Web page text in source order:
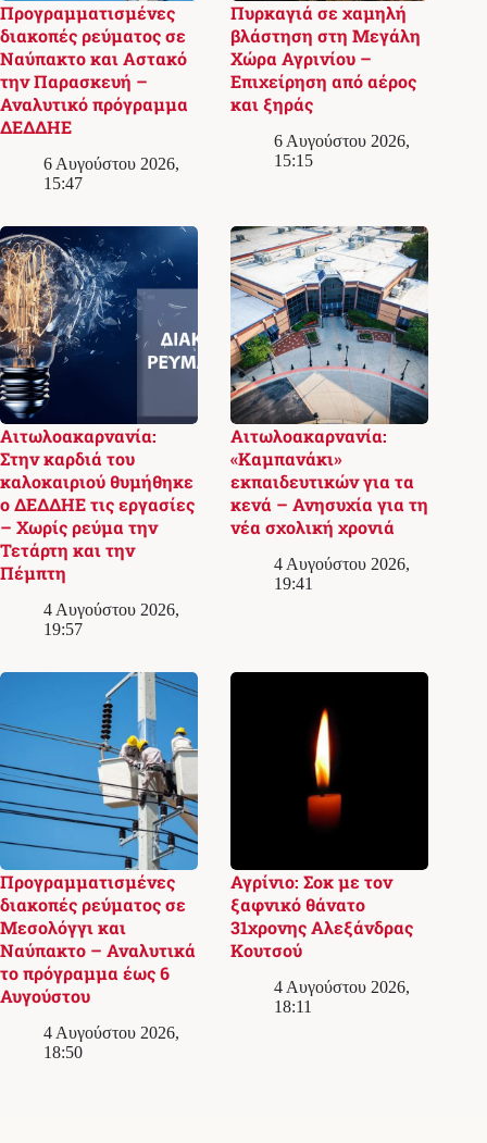
Προγραμματισμένες
διακοπές ρεύματος σε
Ναύπακτο και Αστακό
την Παρασκευή –
Αναλυτικό πρόγραμμα
ΔΕΔΔΗΕ
6 Αυγούστου 2026,
15:47
Πυρκαγιά σε χαμηλή
βλάστηση στη Μεγάλη
Χώρα Αγρινίου –
Επιχείρηση από αέρος
και ξηράς
6 Αυγούστου 2026,
15:15
Αιτωλοακαρνανία:
Στην καρδιά του
καλοκαιριού θυμήθηκε
ο ΔΕΔΔΗΕ τις εργασίες
– Χωρίς ρεύμα την
Τετάρτη και την
Πέμπτη
4 Αυγούστου 2026,
19:57
Αιτωλοακαρνανία:
«Καμπανάκι»
εκπαιδευτικών για τα
κενά – Ανησυχία για τη
νέα σχολική χρονιά
4 Αυγούστου 2026,
19:41
Προγραμματισμένες
διακοπές ρεύματος σε
Μεσολόγγι και
Ναύπακτο – Αναλυτικά
το πρόγραμμα έως 6
Αυγούστου
4 Αυγούστου 2026,
18:50
Αγρίνιο: Σοκ με τον
ξαφνικό θάνατο
31χρονης Αλεξάνδρας
Κουτσού
4 Αυγούστου 2026,
18:11